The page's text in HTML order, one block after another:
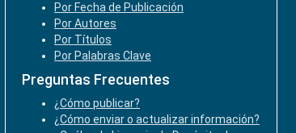
Por Fecha de Publicación
Por Autores
Por Títulos
Por Palabras Clave
Preguntas Frecuentes
¿Cómo publicar?
¿Cómo enviar o actualizar información?